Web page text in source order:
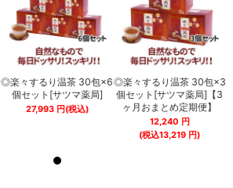
◎楽々するり温茶 30包×6
個セット[サツマ薬局]
27,993円(税込)
◎楽々するり温茶 30包×3
個セット[サツマ薬局]【3
ヶ月おまとめ定期便】
12,240 円
(税込13,219 円)